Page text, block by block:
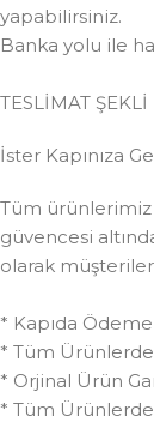
yapabilirsiniz.
Banka yolu ile
TESLİMAT ŞEKLİ
İster Kapınıza
Tüm
güvencesi
olarak
* Kapıda
* Tüm Ürünlerde
* Orjinal Ürün
* Tüm